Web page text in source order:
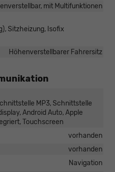
mit Multifunktionen
Sitzheizung, Isofix
Höhenverstellbarer Fahrersitz
MP3, Schnittstelle
Android Auto, Apple
Touchscreen
vorhanden
vorhanden
Navigation